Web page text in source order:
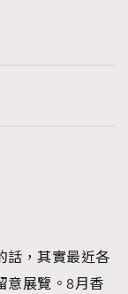
話，其實最近各
意展覽。8月香